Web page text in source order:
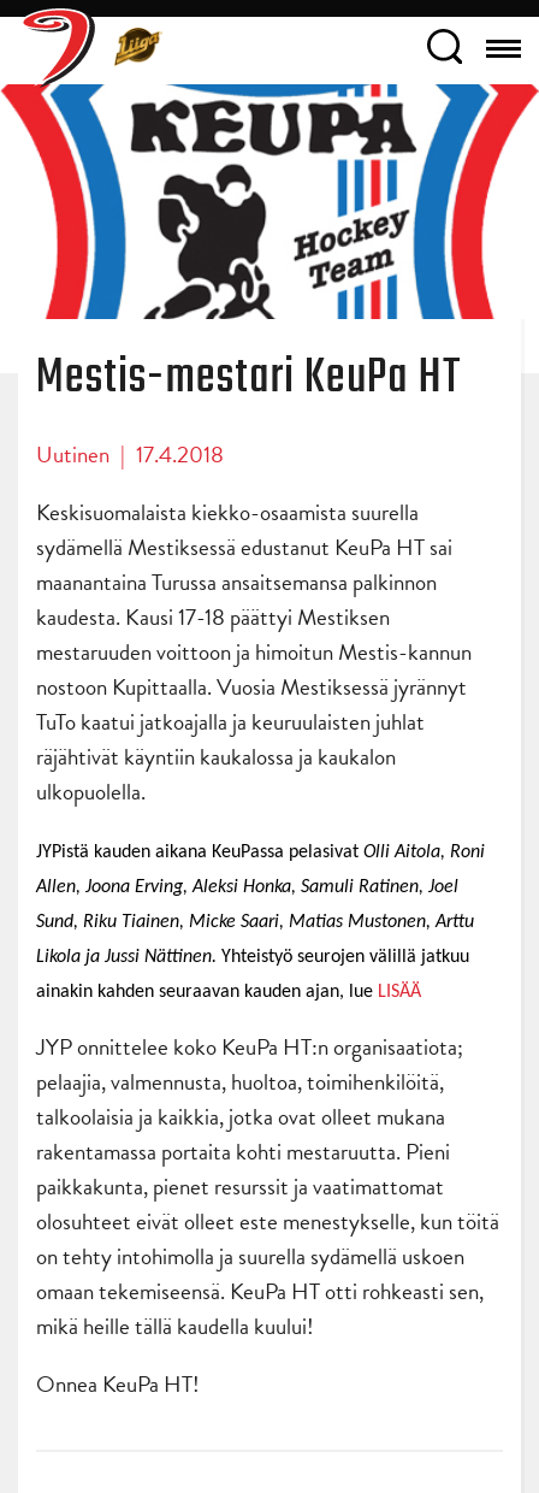
Mestis-mestari KeuPa HT
Uutinen | 17.4.2018
Keskisuomalaista kiekko-osaamista suurella
sydämellä Mestiksessä edustanut KeuPa HT sai
maanantaina Turussa ansaitsemansa palkinnon
kaudesta. Kausi 17-18 päättyi Mestiksen
mestaruuden voittoon ja himoitun Mestis-kannun
nostoon Kupittaalla. Vuosia Mestiksessä jyrännyt
TuTo kaatui jatkoajalla ja keuruulaisten juhlat
räjähtivät käyntiin kaukalossa ja kaukalon
ulkopuolella.
JYPistä kauden aikana KeuPassa pelasivat Olli Aitola, Roni
Allen, Joona Erving, Aleksi Honka, Samuli Ratinen, Joel
Sund, Riku Tiainen, Micke Saari, Matias Mustonen, Arttu
Likola ja Jussi Nättinen. Yhteistyö seurojen välillä jatkuu
ainakin kahden seuraavan kauden ajan, lue LISÄÄ
JYP onnittelee koko KeuPa HT:n organisaatiota;
pelaajia, valmennusta, huoltoa, toimihenkilöitä,
talkoolaisia ja kaikkia, jotka ovat olleet mukana
rakentamassa portaita kohti mestaruutta. Pieni
paikkakunta, pienet resurssit ja vaatimattomat
olosuhteet eivät olleet este menestykselle, kun töitä
on tehty intohimolla ja suurella sydämellä uskoen
omaan tekemiseensä. KeuPa HT otti rohkeasti sen,
mikä heille tällä kaudella kuului!
Onnea KeuPa HT!